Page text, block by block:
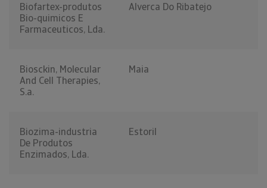
Biofartex-produtos
Bio-quimicos E
Farmaceuticos, Lda.
Alverca Do Ribatejo
Biosckin, Molecular
And Cell Therapies,
S.a.
Maia
Biozima-industria
De Produtos
Enzimados, Lda.
Estoril